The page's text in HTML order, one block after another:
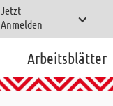
Jetzt
Anmelden
Arbeitsblätter